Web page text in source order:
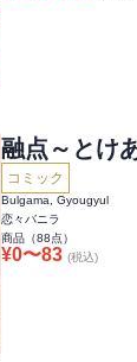
融点～とけ
コミック
Bulgama, Gyougyul
恋々バニラ
商品（88点）
¥0〜83 (税込)